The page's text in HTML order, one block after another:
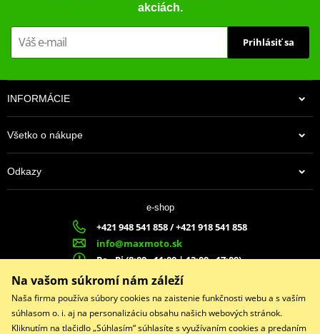
akciách.
Prihlásiť sa
INFORMÁCIE
Všetko o nákupe
Odkazy
e-shop
+421 948 541 858 / +421 918 541 858
info@maxmoto.sk
Po - Pi (8:00 - 11:00 | 12:00 - 17:00)
MAX
MOTO s.r.o.
Slovenských dobrovoľníkov 1439
022 01 Čadca
Na vašom súkromí nám záleží
Naša firma používa súbory cookies na zaistenie funkčnosti webu a s vaším
súhlasom o. i. aj na personalizáciu obsahu našich webových stránok.
Kliknutím na tlačidlo „Súhlasím“ súhlasíte s využívaním cookies a predaním